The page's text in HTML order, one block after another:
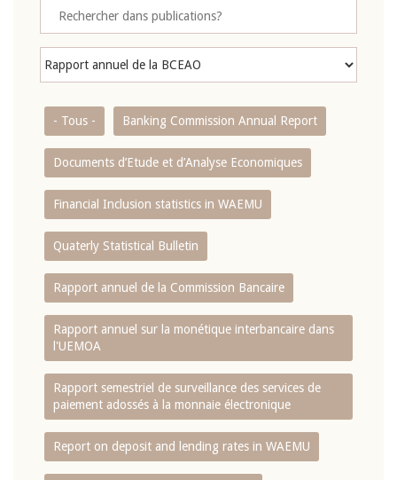
- Tous - Banking Commission Annual Report
Documents d’Etude et d’Analyse Economiques
Financial Inclusion statistics in WAEMU
Quaterly Statistical Bulletin
Rapport annuel de la Commission Bancaire
Rapport annuel sur la monétique interbancaire dans
l'UEMOA
Rapport semestriel de surveillance des services de
paiement adossés à la monnaie électronique
Report on deposit and lending rates in WAEMU